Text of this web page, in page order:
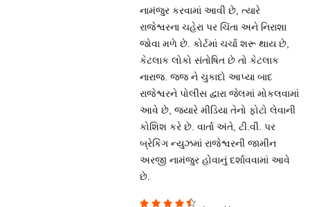
નામંજુર કરવામાં આવી છે, ત્યારે
રાજેશ્વરના ચહેરા પર ચિંતા અને નિરાશા
જોવા મળે છે. કોર્ટમાં ચર્ચા શરૂ થાય છે,
કેટલાક લોકો સંતોષિત છે તો કેટલાક
નારાજ. જજ ને ચુકાદો આપ્યા બાદ
રાજેશ્વરને પોલીસ દ્વારા જેલમાં મોકલવામાં
આવે છે, જ્યારે મીડિયા તેનો ફોટો લેવાની
કોશિશ કરે છે. વાર્તા અંતે, ટી.વી. પર
બ્રેકિંગ ન્યુઝમાં રાજેશ્વરની જામીન
અરજી નામંજુર હોવાનું દર્શાવવામાં આવે
છે.